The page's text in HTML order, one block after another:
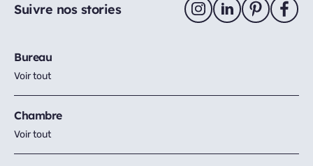
Suivre nos stories
Bureau
Voir tout
Chambre
Voir tout